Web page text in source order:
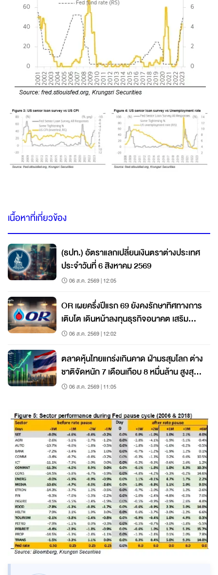
เนื้อหาที่เกี่ยวข้อง
(ธปท.) อัตราแลกเปลี่ยนเงินตราต่างประเทศ
ประจำวันที่ 6 สิงหาคม 2569
06 ส.ค. 2569 | 12:05
OR เผยครึ่งปีแรก 69 ยังคงรักษาทิศทางการ
เติบโต เดินหน้าลงทุนธุรกิจอนาคต เสริม
เติบโตระยะยาว
06 ส.ค. 2569 | 12:02
ตลาดหุ้นไทยแกร่งเกินคาด ฝ่ามรสุมโลก ต่าง
ชาติจัดหนัก 7 เดือนเกือบ 8 หมื่นล้าน สูงสุด
ในภูมิภาค
06 ส.ค. 2569 | 11:05